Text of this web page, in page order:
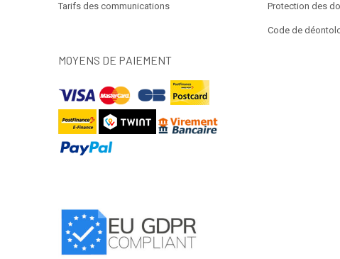
Tarifs des communications
MOYENS DE PAIEMENT
Protection des
Code de